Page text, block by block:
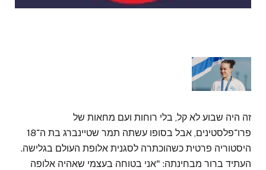
זה היה שבוע לא קל, בלי רוחות ועם מחאות של
פרו־פלסטינים, אבל בסופו עשתה תמר שטיינברג בת ה־18
היסטוריה פרטית כשהוכתרה לסגנית אלופת העולם בגלישה.
העתיד ברור מבחינתה: "אני בטוחה בעצמי שאהיה אלופה